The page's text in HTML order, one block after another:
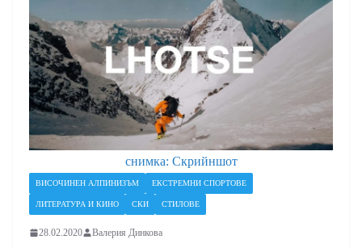
снимка: Скрийншот
ВИСОЧИНЕН АЛПИНИЗЪМ ЕКСТРЕМНИ СПОРТОВЕ
ЛИТЕРАТУРА И КИНО СКИ СТИЛОВЕ
28.02.2020 Валерия Динкова